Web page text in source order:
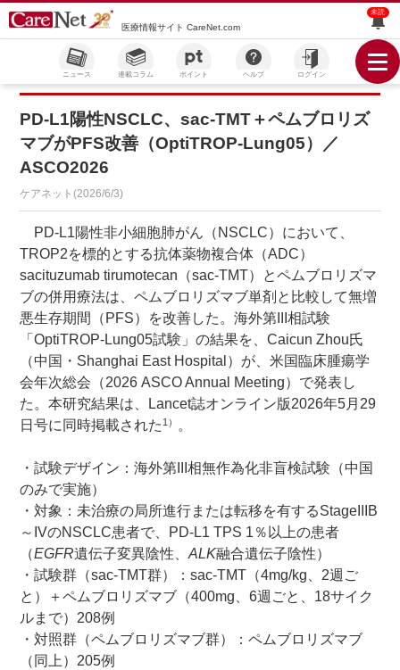
医療情報サイト CareNet.com
未読
ニュース 連載コラム ポイント ヘルプ ログイン
PD-L1陽性NSCLC、sac-TMT＋ペムブロリズ
マブがPFS改善（OptiTROP-Lung05）／
ASCO2026
ケアネット(2026/6/3)
PD-L1陽性非小細胞肺がん（NSCLC）において、
TROP2を標的とする抗体薬物複合体（ADC）
sacituzumab tirumotecan（sac-TMT）とペムブロリズマ
ブの併用療法は、ペムブロリズマブ単剤と比較して無増
悪生存期間（PFS）を改善した。海外第III相試験
「OptiTROP-Lung05試験」の結果を、Caicun Zhou氏
（中国・Shanghai East Hospital）が、米国臨床腫瘍学
会年次総会（2026 ASCO Annual Meeting）で発表し
た。本研究結果は、Lancet誌オンライン版2026年5月29
日号に同時掲載された1） 。
・試験デザイン：海外第III相無作為化非盲検試験（中国
のみで実施）
・対象：未治療の局所進行または転移を有するStageIIIB
～IVのNSCLC患者で、PD-L1 TPS 1％以上の患者
（EGFR遺伝子変異陰性、ALK融合遺伝子陰性）
・試験群（sac-TMT群）：sac-TMT（4mg/kg、2週ご
と）＋ペムブロリズマブ（400mg、6週ごと、18サイク
ルまで）208例
・対照群（ペムブロリズマブ群）：ペムブロリズマブ
（同上）205例